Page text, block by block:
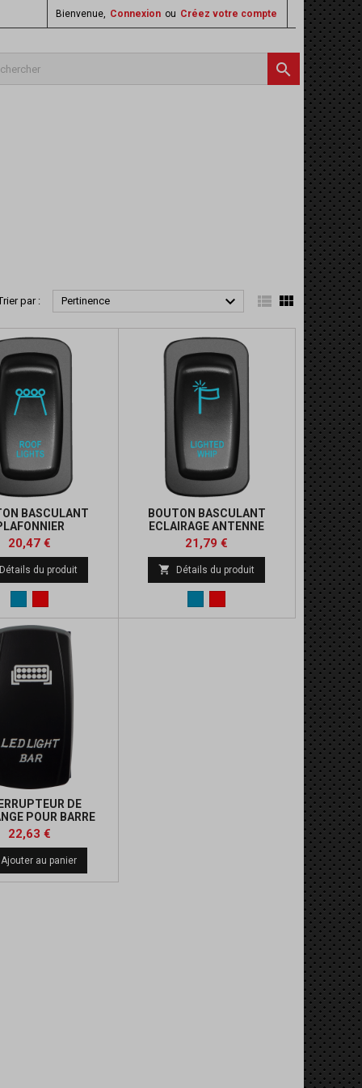
Bienvenue, Connexion ou Créez votre compte

par : Pertinence   
BASCULANT
Prix
20,47 €
base
Détails du produit
BOUTON BASCULANT
ECLAIRAGE ANTENNE
Prix
21,79 €
base
 Détails du produit
DE
POUR BARRE
Prix
22,63 €
base
Ajouter au panier